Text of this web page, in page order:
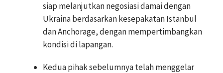
siap melanjutkan negosiasi damai dengan
Ukraina berdasarkan kesepakatan Istanbul
dan Anchorage, dengan mempertimbangkan
kondisi di lapangan.
Kedua pihak sebelumnya telah menggelar